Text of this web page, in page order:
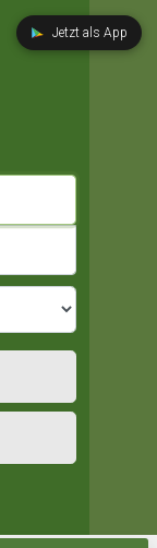
Jetzt als App